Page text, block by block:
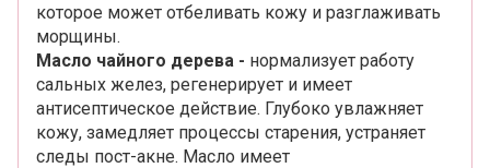
которое может отбеливать кожу и разглаживать
морщины.
Масло чайного дерева - нормализует работу
сальных желез, регенерирует и имеет
антисептическое действие. Глубоко увлажняет
кожу, замедляет процессы старения, устраняет
следы пост-акне. Масло имеет